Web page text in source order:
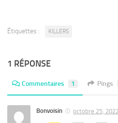
Étiquettes : KILLERS
1 RÉPONSE
Commentaires 1 Pings
Bonvoisin octobre 25,